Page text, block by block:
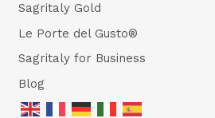
Sagritaly Gold
Le Porte del Gusto®
Sagritaly for Business
Blog